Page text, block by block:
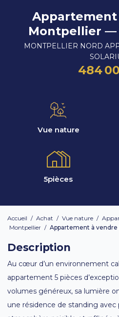
Appartement
Montpellier —
MONTPELLIER NORD
484
Vue nature
5pièces
Accueil / Achat / Vue nature /
Montpellier / Appartement à vendre
Description
Au cœur d’un environnement
appartement 5 pièces
volumes généreux, sa lumière
une résidence de standing avec